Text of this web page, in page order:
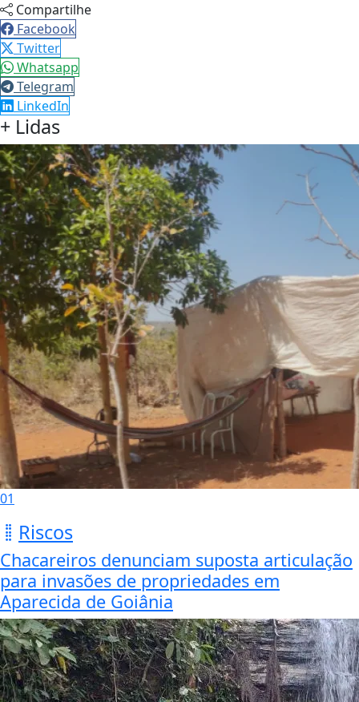
Compartilhe
Facebook
Twitter
Whatsapp
Telegram
LinkedIn
+ Lidas
01
Riscos
Chacareiros denunciam suposta articulação
para invasões de propriedades em
Aparecida de Goiânia